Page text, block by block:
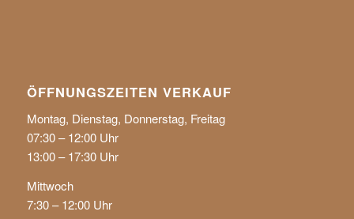
ÖFF­NUNGS­ZEI­TEN VER­KAUF
Montag, Dienstag, Donnerstag, Freitag
07:30 – 12:00 Uhr
13:00 – 17:30 Uhr
Mittwoch
7:30 – 12:00 Uhr